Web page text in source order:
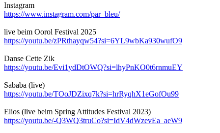
Instagram
https://www.instagram.com/par_bleu/
live beim Oorol Festival 2025
https://youtu.be/zPRthayqw54?si=6YL9wbKa930wufO9
Danse Cette Zik
https://youtu.be/Evi1ydDtOWQ?si=lhyPnKO0t6rnmuEY
Sababa (live)
https://youtu.be/TOoJDZixq7k?si=hrRyqhX1eGofOu99
Elios (live beim Spring Attitudes Festival 2023)
https://youtu.be/-Q3WQ3truCo?si=IdV4dWzevEa_aeW9